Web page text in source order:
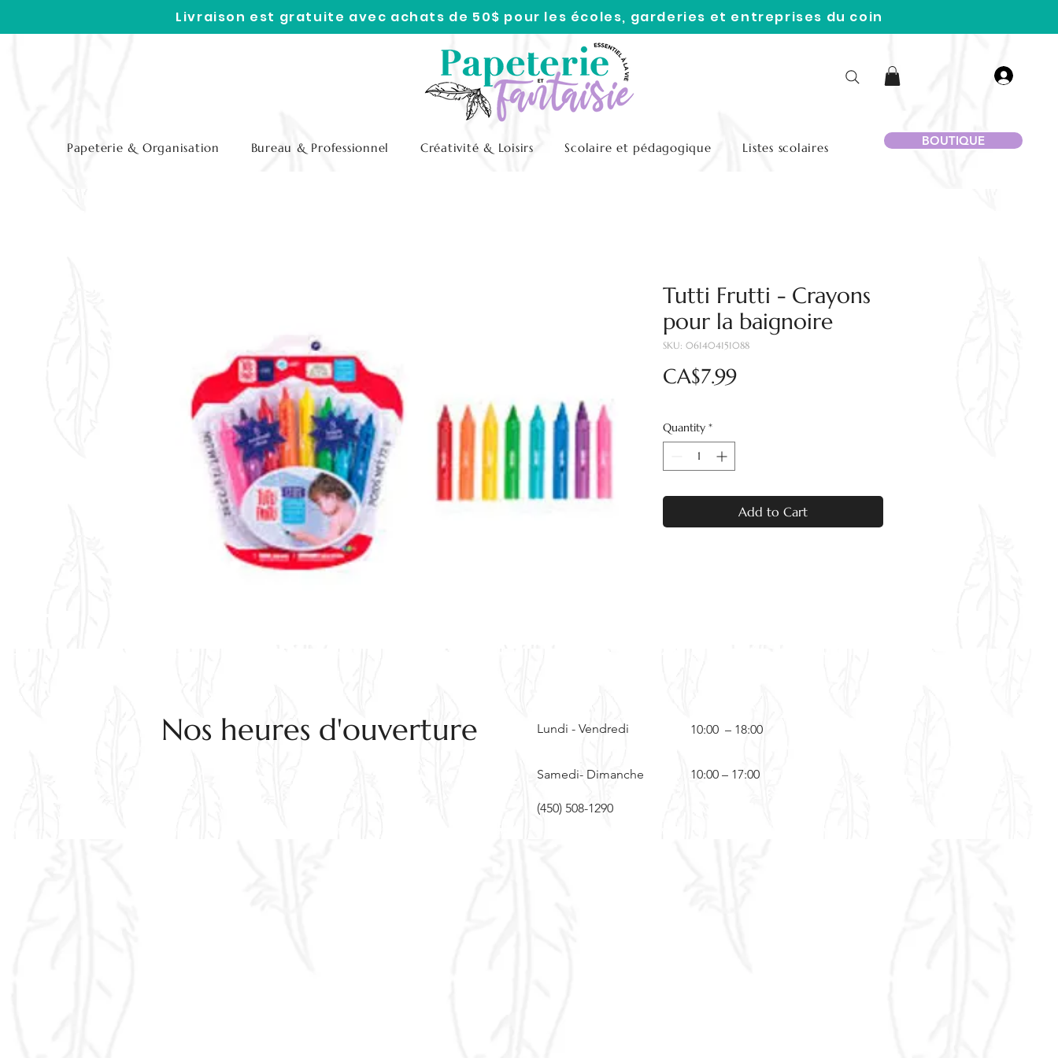
Livraison est gratuite avec achats de 50$ pour les écoles, garderies et entreprises du coin
Papeterie & Organisation Bureau & Professionnel Créativité & Loisirs Scolaire et pédagogique Listes scolaires BOUTIQUE
Tutti Frutti - Crayons
pour la baignoire
SKU: 061404151088
CA$7.99Price
Quantity *
Add to Cart
Nos heures d'ouverture Lundi - Vendredi 10:00 – 18:00
Samedi- Dimanche 10:00 – 17:00
(450) 508-1290